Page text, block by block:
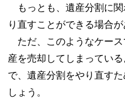
もっとも、遺産分割に
り直すことができる場合が
ただ、このようなケー
産を売却してしまってい
で、遺産分割をやり直す
しょう。